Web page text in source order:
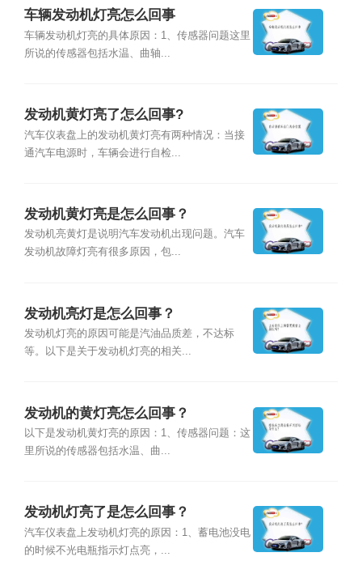
车辆发动机灯亮怎么回事
车辆发动机灯亮的具体原因：1、传感器问题这里
所说的传感器包括水温、曲轴...
发动机黄灯亮了怎么回事?
汽车仪表盘上的发动机黄灯亮有两种情况：当接
通汽车电源时，车辆会进行自检...
发动机黄灯亮是怎么回事？
发动机亮黄灯是说明汽车发动机出现问题。汽车
发动机故障灯亮有很多原因，包...
发动机亮灯是怎么回事？
发动机灯亮的原因可能是汽油品质差，不达标
等。以下是关于发动机灯亮的相关...
发动机的黄灯亮怎么回事？
以下是发动机黄灯亮的原因：1、传感器问题：这
里所说的传感器包括水温、曲...
发动机灯亮了是怎么回事？
汽车仪表盘上发动机灯亮的原因：1、蓄电池没电
的时候不光电瓶指示灯点亮，...